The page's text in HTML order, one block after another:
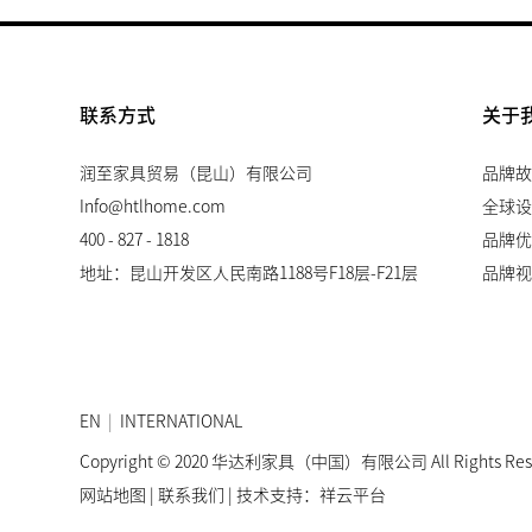
联系方式
润至家具贸易（昆山）有限公司
Info@htlhome.com
400 - 827 - 1818
地址：昆山开发区人民南路1188号F18层-F21层
关于
品牌
全球
品牌
品牌
EN INTERNATIONAL
Copyright © 2020 华达利家具（中国）有限公司 All Rights
网站地图
|联系我们 | 技术支持：祥云平台